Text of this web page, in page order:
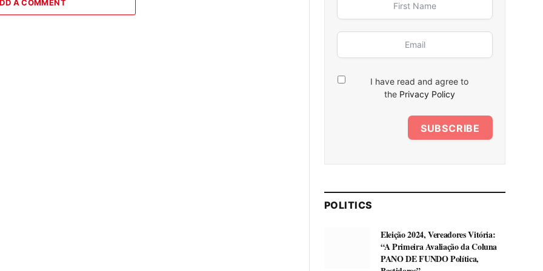
A COMMENT
I have read and agree to
the Privacy Policy
SUBSCRIBE
POLITICS
Eleição 2024, Vereadores Vitória:
“A Primeira Avaliação da Coluna
PANO DE FUNDO Política,